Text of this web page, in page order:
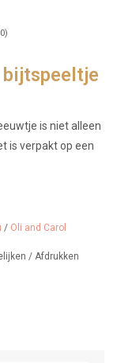
bijtspeeltje
is niet alleen
is verpakt op een
/ Oli and Carol
/ Afdrukken